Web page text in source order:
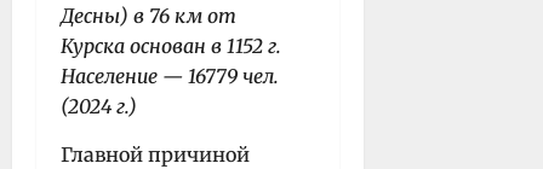
Десны) в 76 км от
Курска основан в 1152 г.
Население — 16779 чел.
(2024 г.)
Главной причиной